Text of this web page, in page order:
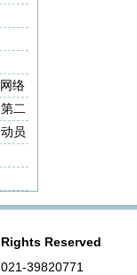
络
二
员
Reserved
39820771